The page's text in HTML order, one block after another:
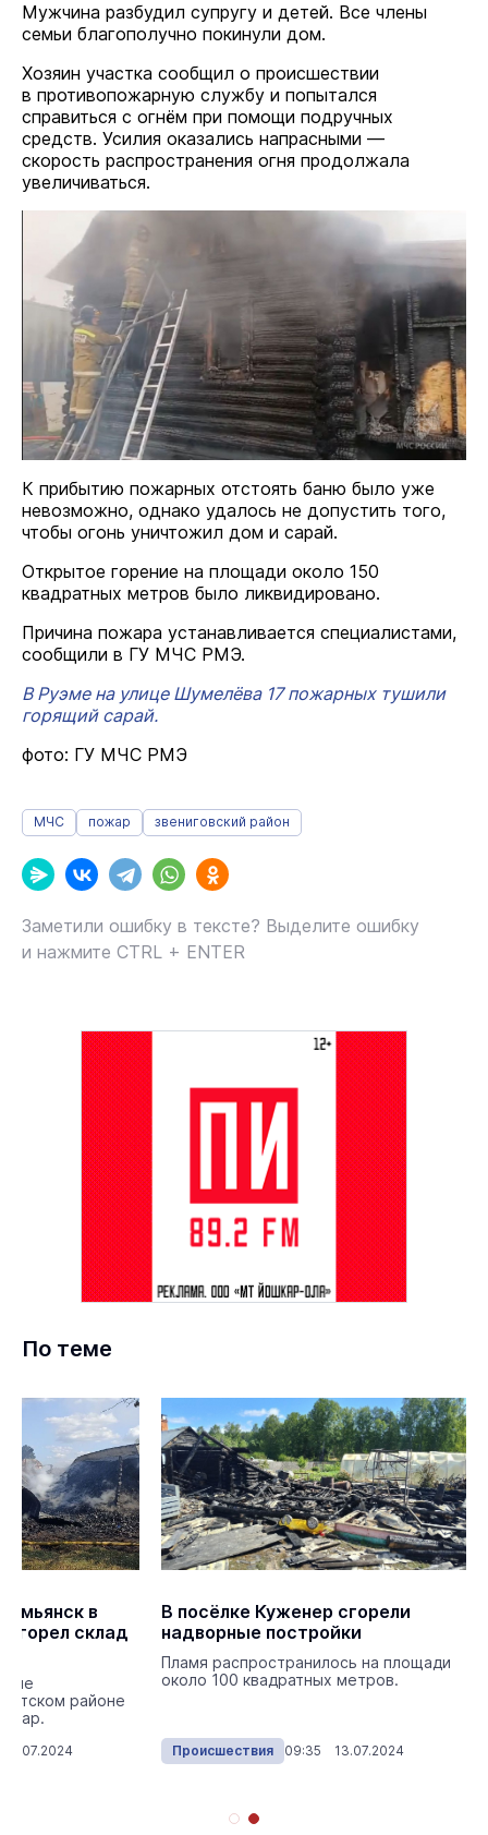
Мужчина разбудил супругу и детей. Все члены
семьи благополучно покинули дом.
Хозяин участка сообщил о происшествии
в противопожарную службу и попытался
справиться с огнём при помощи подручных
средств. Усилия оказались напрасными —
скорость распространения огня продолжала
увеличиваться.
К прибытию пожарных отстоять баню было уже
невозможно, однако удалось не допустить того,
чтобы огонь уничтожил дом и сарай.
Открытое горение на площади около 150
квадратных метров было ликвидировано.
Причина пожара устанавливается специалистами,
сообщили в ГУ МЧС РМЭ.
В Руэме на улице Шумелёва 17 пожарных тушили
горящий сарай.
фото: ГУ МЧС РМЭ
МЧС пожар звениговский район
Заметили ошибку в тексте? Выделите ошибку
и нажмите CTRL + ENTER
По теме
в
склад
районе
В посёлке Куженер сгорели
надворные постройки
Пламя распространилось на площади
около 100 квадратных метров.
Происшествия 09:35 13.07.2024